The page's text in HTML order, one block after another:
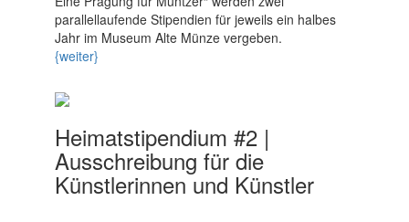
parallellaufende Stipendien für jeweils ein halbes
Jahr im Museum Alte Münze vergeben.
{weiter}
Heimatstipendium #2 |
Ausschreibung für die
Künstlerinnen und Künstler